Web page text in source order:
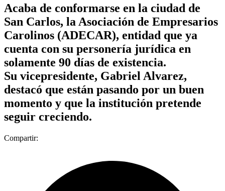
Acaba de conformarse en la ciudad de
San Carlos, la Asociación de Empresarios
Carolinos (ADECAR), entidad que ya
cuenta con su personería jurídica en
solamente 90 días de existencia.
Su vicepresidente, Gabriel Alvarez,
destacó que están pasando por un buen
momento y que la institución pretende
seguir creciendo.
Compartir: